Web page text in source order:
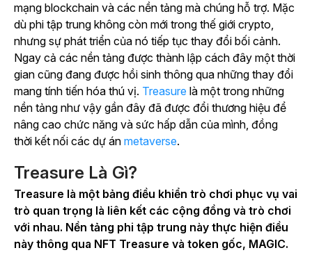
mạng blockchain và các nền tảng mà chúng hỗ trợ. Mặc
dù phi tập trung không còn mới trong thế giới crypto,
nhưng sự phát triển của nó tiếp tục thay đổi bối cảnh.
Ngay cả các nền tảng được thành lập cách đây một thời
gian cũng đang được hồi sinh thông qua những thay đổi
mang tính tiến hóa thú vị. Treasure là một trong những
nền tảng như vậy gần đây đã được đổi thương hiệu để
nâng cao chức năng và sức hấp dẫn của mình, đồng
thời kết nối các dự án metaverse.
Treasure Là Gì?
Treasure là một bảng điều khiển trò chơi phục vụ vai
trò quan trọng là liên kết các cộng đồng và trò chơi
với nhau. Nền tảng phi tập trung này thực hiện điều
này thông qua NFT Treasure và token gốc, MAGIC.